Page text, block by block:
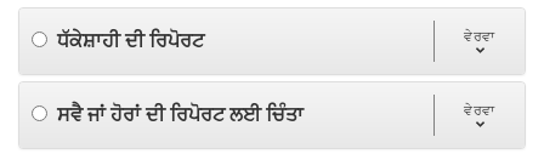
ਧੱਕੇਸ਼ਾਹੀ ਦੀ ਰਿਪੋਰਟ ਵੇਰਵਾ
ਸਵੈ ਜਾਂ ਹੋਰਾਂ ਦੀ ਰਿਪੋਰਟ ਲਈ ਚਿੰਤਾ ਵੇਰਵਾ